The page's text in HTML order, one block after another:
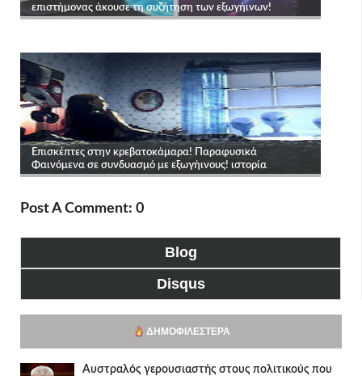
Post A Comment: 0
Blog
Disqus
ΔΗΜΟΦΙΛΈΣΤΕΡΑ
Αυστραλός γερουσιαστής στους πολιτικούς που